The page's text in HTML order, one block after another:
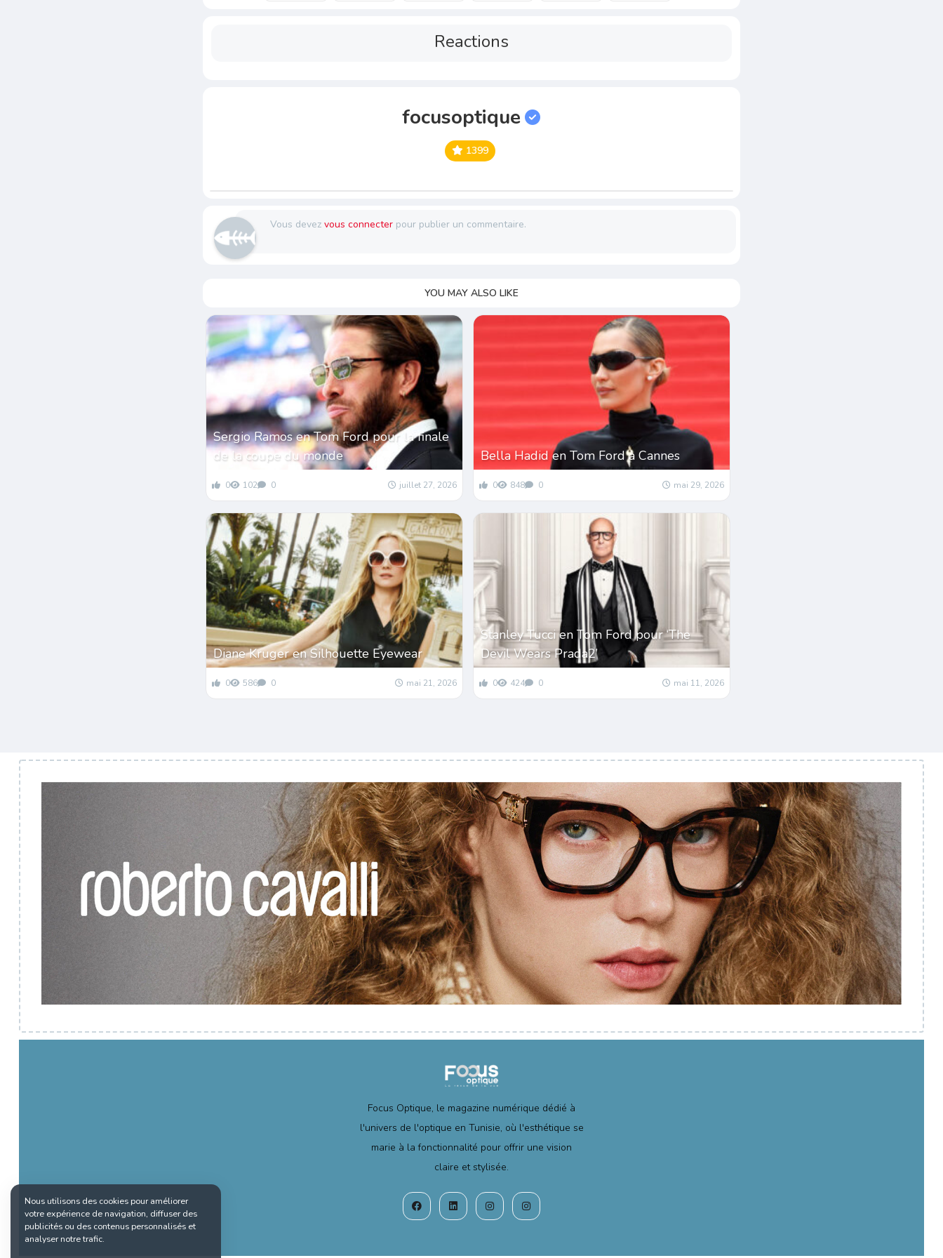
Reactions
focusoptique
1399
Vous devezvous connecter pour publier un commentaire.
YOU MAY ALSO LIKE
Sergio Ramos en Tom Ford pour la finale
de la coupe du monde
0 102 0 juillet 27, 2026
Bella Hadid en Tom Ford à Cannes
0 848 0 mai 29, 2026
Diane Kruger en Silhouette Eyewear
0 586 0 mai 21, 2026
Stanley Tucci en Tom Ford pour ‘The
Devil Wears Prada2’
0 424 0 mai 11, 2026
Focus Optique, le magazine numérique dédié à
l'univers de l'optique en Tunisie, où l'esthétique se
marie à la fonctionnalité pour offrir une vision
claire et stylisée.
Nous utilisons des cookies pour améliorer
votre expérience de navigation, diffuser des
publicités ou des contenus personnalisés et
analyser notre trafic.